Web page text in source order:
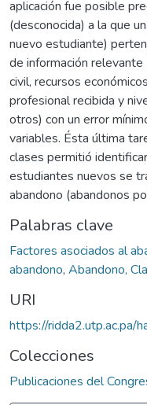
aplicación fue posible
(desconocida) a la que
nuevo estudiante)
de información
civil, recursos
profesional recibida y
otros) con un error
variables. Ésta última
clases permitió
estudiantes nuevos se
abandono (abandonos
Palabras clave
Factores asociados al
abandono, Abandono,
URI
https://
Colecciones
Publicaciones del